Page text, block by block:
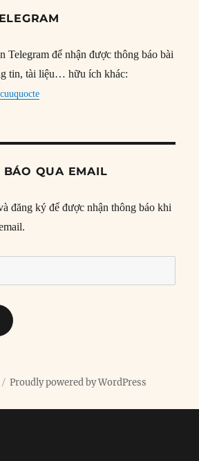
Telegram để nhận được thông báo bài
tin, tài liệu… hữu ích khác:
BÁO QUA EMAIL
đăng ký để được nhận thông báo khi
Proudly powered by WordPress